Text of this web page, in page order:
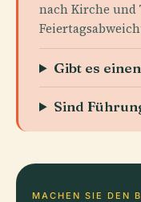
nach Kirche und
Gibt es
Sind
MACHEN SIE DEN